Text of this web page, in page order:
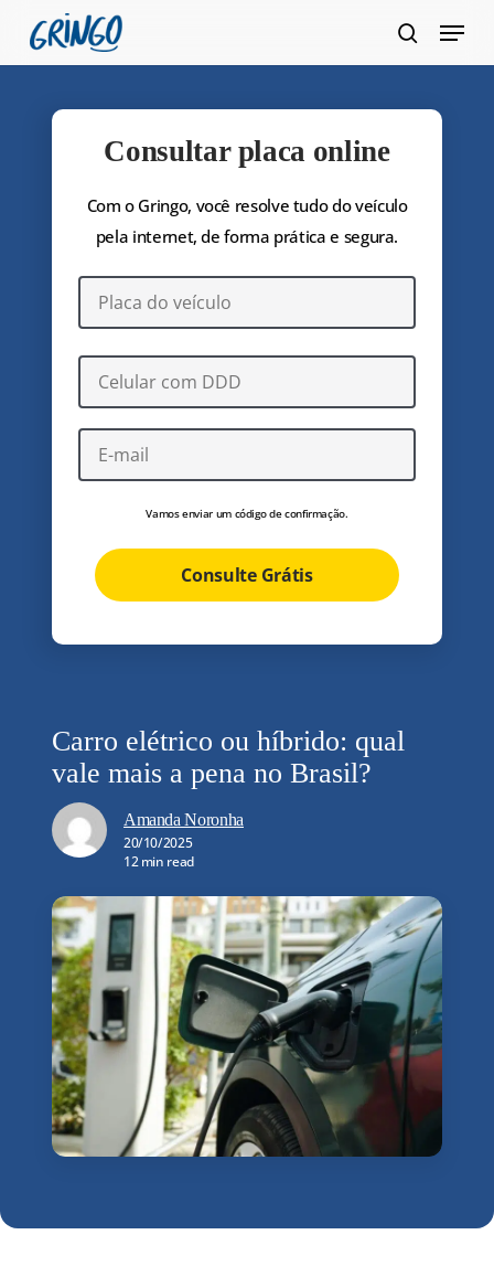
Pular
para
conteúdo
Menu
Consultar placa online
Com o Gringo, você resolve tudo do veículo
pela internet, de forma prática e segura.
Vamos enviar um código de confirmação.
Consulte Grátis
Carro elétrico ou híbrido: qual
vale mais a pena no Brasil?
Amanda Noronha
20/10/2025
12 min read